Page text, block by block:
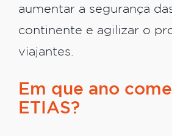
aumentar a segurança
continente e agilizar o
viajantes.
Em que ano
ETIAS?